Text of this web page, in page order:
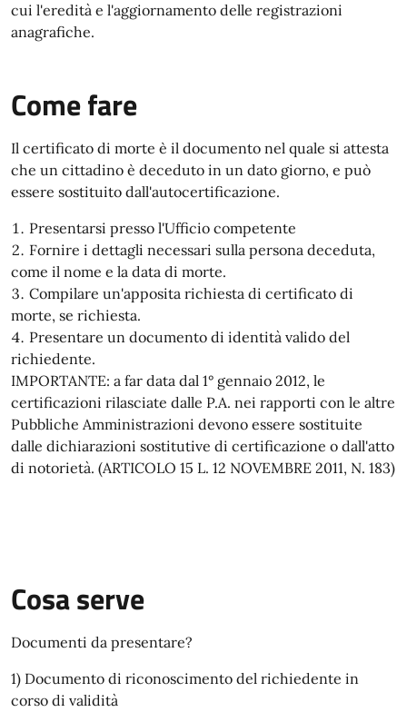
cui l'eredità e l'aggiornamento delle registrazioni
anagrafiche.
Come fare
Il certificato di morte è il documento nel quale si attesta
che un cittadino è deceduto in un dato giorno, e può
essere sostituito dall'autocertificazione.
Presentarsi presso l'Ufficio competente
Fornire i dettagli necessari sulla persona deceduta,
come il nome e la data di morte.
Compilare un'apposita richiesta di certificato di
morte, se richiesta.
Presentare un documento di identità valido del
richiedente.
IMPORTANTE: a far data dal 1° gennaio 2012, le
certificazioni rilasciate dalle P.A. nei rapporti con le altre
Pubbliche Amministrazioni devono essere sostituite
dalle dichiarazioni sostitutive di certificazione o dall'atto
di notorietà. (ARTICOLO 15 L. 12 NOVEMBRE 2011, N. 183)
Cosa serve
Documenti da presentare?
1) Documento di riconoscimento del richiedente in
corso di validità